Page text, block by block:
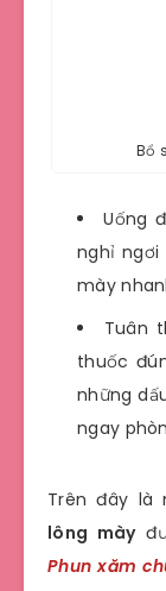
Bổ
Uống
nghỉ
mày
Tuân
thuốc
những
ngay
Trên đây là
lông mày
Phun xăm